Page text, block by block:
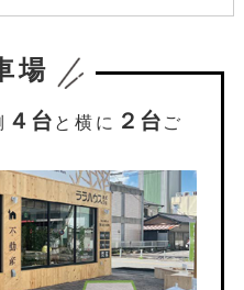
場
４台 と横に ２台 ご